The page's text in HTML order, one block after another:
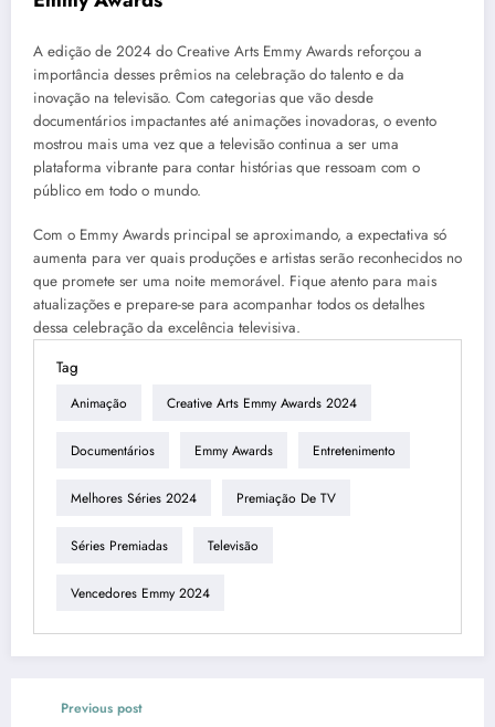
A edição de 2024 do Creative Arts Emmy Awards reforçou a
importância desses prêmios na celebração do talento e da
inovação na televisão. Com categorias que vão desde
documentários impactantes até animações inovadoras, o evento
mostrou mais uma vez que a televisão continua a ser uma
plataforma vibrante para contar histórias que ressoam com o
público em todo o mundo.
Com o Emmy Awards principal se aproximando, a expectativa só
aumenta para ver quais produções e artistas serão reconhecidos no
que promete ser uma noite memorável. Fique atento para mais
atualizações e prepare-se para acompanhar todos os detalhes
dessa celebração da excelência televisiva.
Tag
Animação Creative Arts Emmy Awards 2024
Documentários Emmy Awards Entretenimento
Melhores Séries 2024 Premiação De TV
Séries Premiadas Televisão
Vencedores Emmy 2024
Previous post